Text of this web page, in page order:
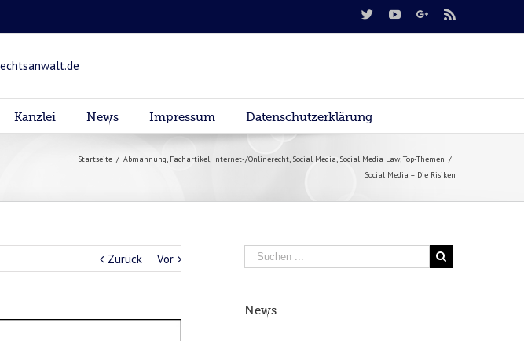
Kanzlei News Impressum Datenschutzerklärung
Startseite / Abmahnung, Fachartikel, Internet-/Onlinerecht, Social Media, Social Media Law,Top-Themen /
Social Media – Die Risiken
Zurück Vor
News